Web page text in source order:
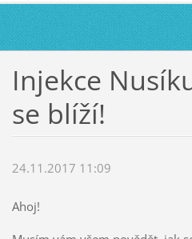
Injekce
se blíží!
24.11.2017 11:09
Ahoj!